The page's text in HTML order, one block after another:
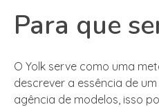
Para que
O Yolk serve como uma
descrever a essência de
agência de modelos, isso